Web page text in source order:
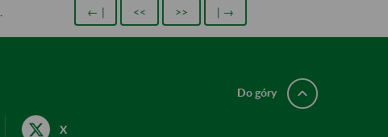
← | << >> | →
X
Do góry